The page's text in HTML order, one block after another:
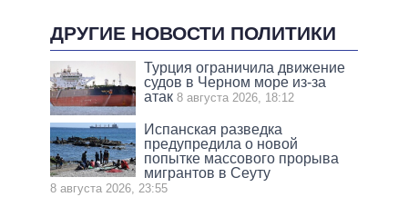
ДРУГИЕ НОВОСТИ ПОЛИТИКИ
Турция ограничила движение
судов в Черном море из-за
атак 8 августа 2026, 18:12
Испанская разведка
предупредила о новой
попытке массового прорыва
мигрантов в Сеуту
8 августа 2026, 23:55